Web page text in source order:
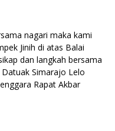
nagari maka kami
Jinih di atas Balai
dan langkah bersama
Simarajo Lelo
Rapat Akbar